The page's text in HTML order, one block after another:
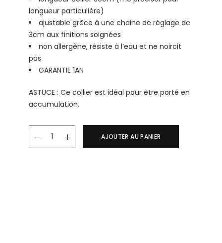
longueur particulière)
ajustable grâce à une chaine de réglage de
3cm aux finitions soignées
non allergène, résiste à l’eau et ne noircit
pas
GARANTIE 1AN
ASTUCE : Ce collier est idéal pour être porté en
accumulation.
Collier EMILIA quantity
AJOUTER AU PANIER